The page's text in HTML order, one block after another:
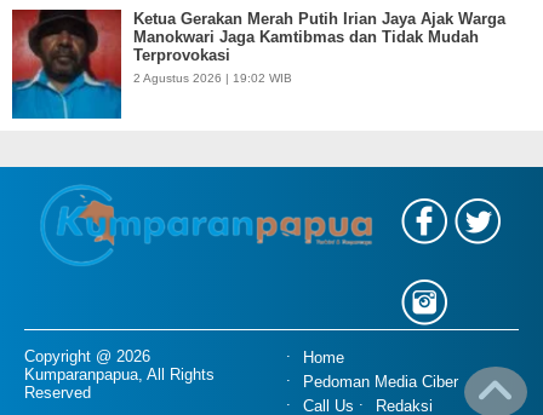
Ketua Gerakan Merah Putih Irian Jaya Ajak Warga
Manokwari Jaga Kamtibmas dan Tidak Mudah
Terprovokasi
2 Agustus 2026 | 19:02 WIB
Copyright @ 2026
Kumparanpapua, All Rights
Reserved
Home
Pedoman Media Ciber
Call Us
Redaksi